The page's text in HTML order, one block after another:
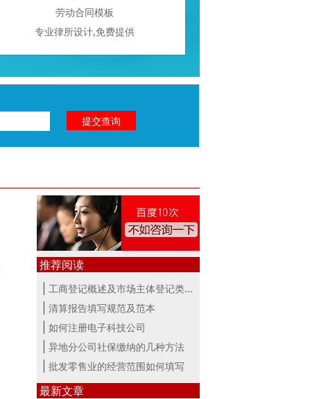
劳动合同模板
专业律所设计,免费提供
推荐阅读
工商登记概述及市场主体登记类型
清算报告填写规范及范本
如何注册电子科技公司
异地分公司社保缴纳的几种方法
批发零售业的经营范围如何填写
最新文章